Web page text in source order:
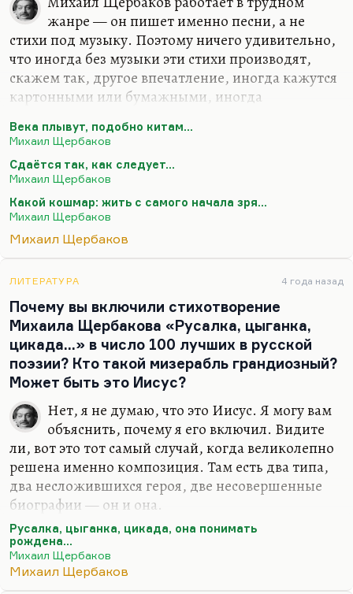
жанре — он пишет именно песни, а не
стихи под музыку. Поэтому ничего удивительно,
что иногда без музыки эти стихи производят,
скажем так, другое впечатление, иногда кажутся
картонными или бумажными, иногда
музыки как бы камнями, вытащенными из воды.
Они всё равно остаются поэтически невероятно
виртуозными. Но мелодия — душа музыки. И
когда они омузыкалены, то в них появляется и
второй смысл, и одухотворённость, и
определённый конфликт музыки и текста.
написать стихи на музыку. Очень немногие
русские авторы-исполнители пишут именно
песни. Вот Новелла Матвеева —…
Века плывут, подобно китам...
Михаил Щербаков
Сдаётся так, как следует…
Михаил Щербаков
Какой кошмар: жить с самого начала зря…
Михаил Щербаков
Михаил Щербаков
ЛИТЕРАТУРА 4 года назад
Почему вы включили стихотворение
Михаила Щербакова «Русалка, цыганка,
цикада…» в число 100 лучших в русской
поэзии? Кто такой мизерабль грандиозный?
Может быть это Иисус?
Нет, я не думаю, что это Иисус. Я могу вам
объяснить, почему я его включил. Видите
ли, вот это тот самый случай, когда великолепно
решена именно композиция. Там есть два типа,
два несложившихся героя, две несовершенные
биографии — он и она.
Как я это понимаю? Две несложившиеся судьбы.
И тем не менее есть надежда, что после
упоминания о своей и о чужой личной катастрофе
Русалка, цыганка, цикада, она понимать
рождена...
Михаил Щербаков
Михаил Щербаков